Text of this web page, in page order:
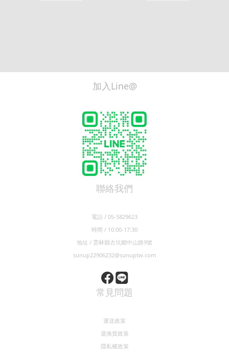
加入Line@
聯絡我們
電話 / 05-5829623
時間 / 10:00-17:30
地址 / 雲林縣古坑鄉中山路9號
sunup22906232@sunuptw.com
常見問題
運送政策
退換貨政策
隱私權政策